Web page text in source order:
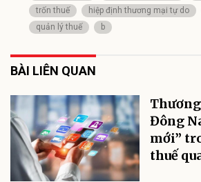
trốn thuế
hiệp định thương mại tự do
quản lý thuế
b
BÀI LIÊN QUAN
Đông
mới”
thuế